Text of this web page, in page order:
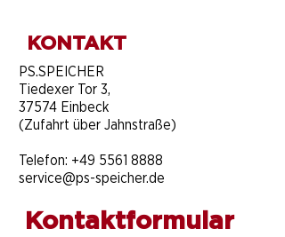
KONTAKT
​PS.SPEICHER
Tiedexer Tor 3,
37574 Einbeck
(Zufahrt über Jahnstraße)
Telefon: +49 5561 8888
service@ps-speicher.de
Kontaktformular